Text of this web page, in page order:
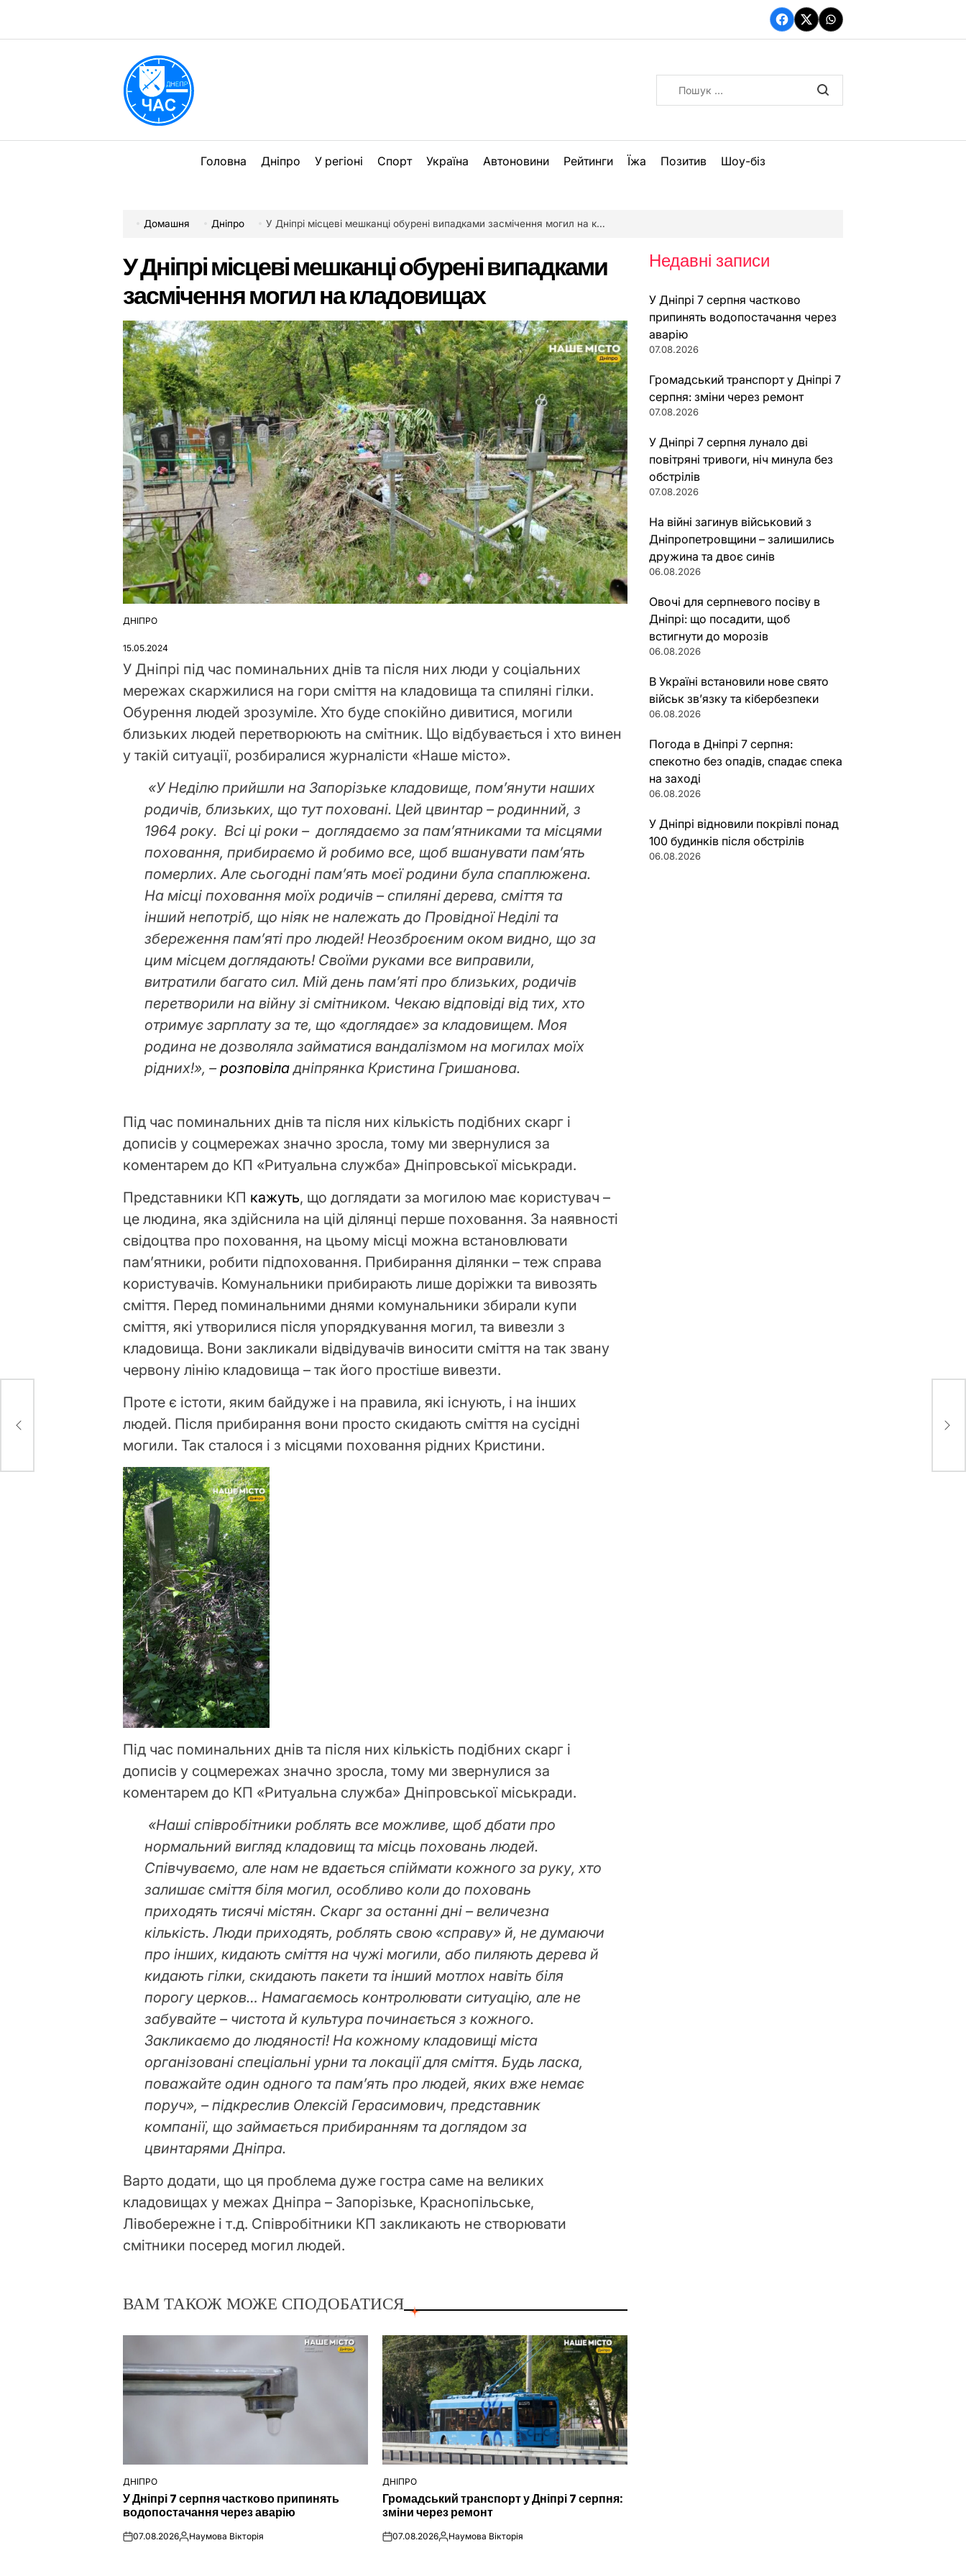
вмісту
Facebook
TwitterWhatsApp
Головна Дніпро У регіоні Спорт Україна Автоновини Рейтинги Їжа Позитив Шоу-біз
Домашня Дніпро У Дніпрі місцеві мешканці обурені випадками засмічення могил на кладовищах
У Дніпрі місцеві мешканці обурені випадками
засмічення могил на кладовищах
ОПУБЛІКУВАТИ
ДНІПРО
15.05.2024
У Дніпрі під час поминальних днів та після них люди у соціальних
мережах скаржилися на гори сміття на кладовища та спиляні гілки.
Обурення людей зрозуміле. Хто буде спокійно дивитися, могили
близьких людей перетворюють на смітник. Що відбувається і хто винен
у такій ситуації, розбиралися журналісти «Наше місто».
«У Неділю прийшли на Запорізьке кладовище, пом’янути наших
родичів, близьких, що тут поховані. Цей цвинтар – родинний, з
1964 року. Всі ці роки – доглядаємо за пам’ятниками та місцями
поховання, прибираємо й робимо все, щоб вшанувати пам’ять
померлих. Але сьогодні пам’ять моєї родини була спаплюжена.
На місці поховання моїх родичів – спиляні дерева, сміття та
інший непотріб, що ніяк не належать до Провідної Неділі та
збереження пам’яті про людей! Неозброєним оком видно, що за
цим місцем доглядають! Своїми руками все виправили,
витратили багато сил. Мій день пам’яті про близьких, родичів
перетворили на війну зі смітником. Чекаю відповіді від тих, хто
отримує зарплату за те, що «доглядає» за кладовищем. Моя
родина не дозволяла займатися вандалізмом на могилах моїх
рідних!», –розповіладніпрянка Кристина Гришанова.
Під час поминальних днів та після них кількість подібних скарг і
дописів у соцмережах значно зросла, тому ми звернулися за
коментарем до КП «Ритуальна служба» Дніпровської міськради.
Представники КП кажуть, що доглядати за могилою має користувач –
це людина, яка здійснила на цій ділянці перше поховання. За наявності
свідоцтва про поховання, на цьому місці можна встановлювати
пам’ятники, робити підпоховання. Прибирання ділянки – теж справа
користувачів. Комунальники прибирають лише доріжки та вивозять
сміття. Перед поминальними днями комунальники збирали купи
сміття, які утворилися після упорядкування могил, та вивезли з
кладовища. Вони закликали відвідувачів виносити сміття на так звану
червону лінію кладовища – так його простіше вивезти.
Проте є істоти, яким байдуже і на правила, які існують, і на інших
людей. Після прибирання вони просто скидають сміття на сусідні
могили. Так сталося і з місцями поховання рідних Кристини.
Під час поминальних днів та після них кількість подібних скарг і
дописів у соцмережах значно зросла, тому ми звернулися за
коментарем до КП «Ритуальна служба» Дніпровської міськради.
«Наші співробітники роблять все можливе, щоб дбати про
нормальний вигляд кладовищ та місць поховань людей.
Співчуваємо, але нам не вдається спіймати кожного за руку, хто
залишає сміття біля могил, особливо коли до поховань
приходять тисячі містян. Скарг за останні дні – величезна
кількість. Люди приходять, роблять свою «справу» й, не думаючи
про інших, кидають сміття на чужі могили, або пиляють дерева й
кидають гілки, скидають пакети та інший мотлох навіть біля
порогу церков… Намагаємось контролювати ситуацію, але не
забувайте – чистота й культура починається з кожного.
Закликаємо до людяності! На кожному кладовищі міста
організовані спеціальні урни та локації для сміття. Будь ласка,
поважайте один одного та пам’ять про людей, яких вже немає
поруч», – підкреслив Олексій Герасимович, представник
компанії, що займається прибиранням та доглядом за
цвинтарями Дніпра.
Варто додати, що ця проблема дуже гостра саме на великих
кладовищах у межах Дніпра – Запорізьке, Краснопільське,
Лівобережне і т.д. Співробітники КП закликають не створювати
смітники посеред могил людей.
ВАМ ТАКОЖ МОЖЕ СПОДОБАТИСЯ
ОПУБЛІКУВАТИ
У
ДНІПРО
У Дніпрі 7 серпня частково припинять
водопостачання через аварію
on07.08.2026Опубліковано
Наумова Вікторія
ОПУБЛІКУВАТИ
ДНІПРО
Громадський транспорт у Дніпрі 7 серпня:
зміни через ремонт
on07.08.2026Опубліковано
Наумова Вікторія
на
Недавні записи
У Дніпрі 7 серпня частково
припинять водопостачання через
аварію
07.08.2026
Громадський транспорт у Дніпрі 7
серпня: зміни через ремонт
07.08.2026
У Дніпрі 7 серпня лунало дві
повітряні тривоги, ніч минула без
обстрілів
07.08.2026
На війні загинув військовий з
Дніпропетровщини – залишились
дружина та двоє синів
06.08.2026
Овочі для серпневого посіву в
Дніпрі: що посадити, щоб
встигнути до морозів
06.08.2026
В Україні встановили нове свято
військ зв’язку та кібербезпеки
06.08.2026
Погода в Дніпрі 7 серпня:
спекотно без опадів, спадає спека
на заході
06.08.2026
У Дніпрі відновили покрівлі понад
100 будинків після обстрілів
06.08.2026